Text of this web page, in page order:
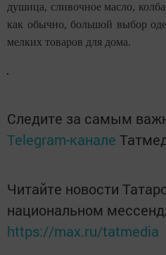
душица, сливочное масло,
как обычно, большой выбор
мелких товаров для дома.
Следите за самым
Telegram-канале
Читайте новости
национальном
https://max.ru/tatmedia